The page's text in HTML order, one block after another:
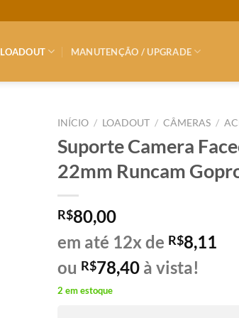
LOADOUT MANUTENÇÃO / UPGRADE
INÍCIO / LOADOUT / CÂMERAS /
Suporte Camera
22mm Runcam
R$80,00
em até 12x de R$8,11
ou R$78,40 à vista!
2 em estoque